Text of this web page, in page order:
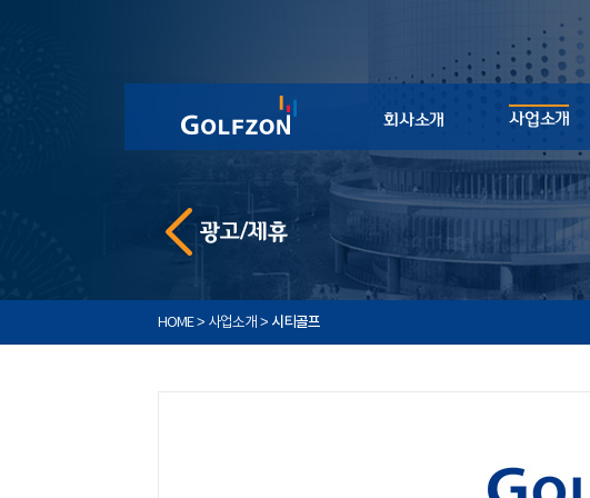
HOME> 사업소개 > 시티골프